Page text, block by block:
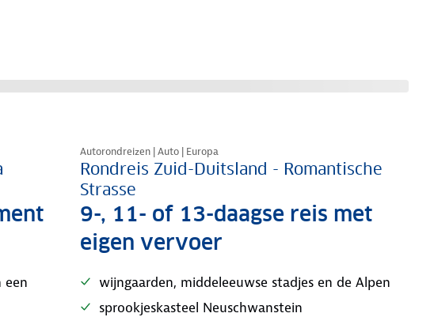
een
Autorondreizen | Auto | Europa
Rondreis Zuid-Duitsland - Romantische
Strasse
9-, 11- of 13-daagse reis met
eigen vervoer
wijngaarden, middeleeuwse stadjes en de Alpen
sprookjeskasteel Neuschwanstein